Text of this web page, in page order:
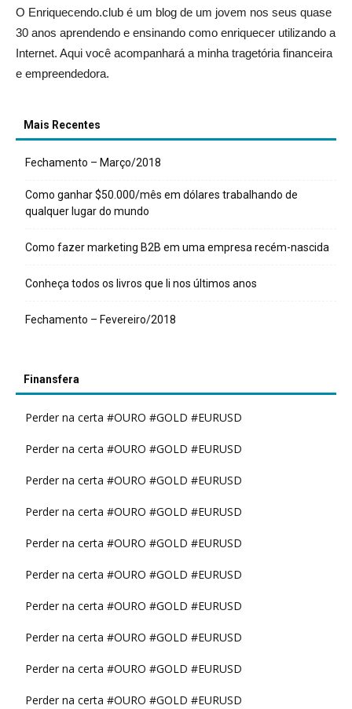
O Enriquecendo.club é um blog de um jovem nos seus quase
30 anos aprendendo e ensinando como enriquecer utilizando a
Internet. Aqui você acompanhará a minha tragetória financeira
e empreendedora.
Mais Recentes
Fechamento – Março/2018
Como ganhar $50.000/mês em dólares trabalhando de
qualquer lugar do mundo
Como fazer marketing B2B em uma empresa recém-nascida
Conheça todos os livros que li nos últimos anos
Fechamento – Fevereiro/2018
Finansfera
Perder na certa #OURO #GOLD #EURUSD
Perder na certa #OURO #GOLD #EURUSD
Perder na certa #OURO #GOLD #EURUSD
Perder na certa #OURO #GOLD #EURUSD
Perder na certa #OURO #GOLD #EURUSD
Perder na certa #OURO #GOLD #EURUSD
Perder na certa #OURO #GOLD #EURUSD
Perder na certa #OURO #GOLD #EURUSD
Perder na certa #OURO #GOLD #EURUSD
Perder na certa #OURO #GOLD #EURUSD